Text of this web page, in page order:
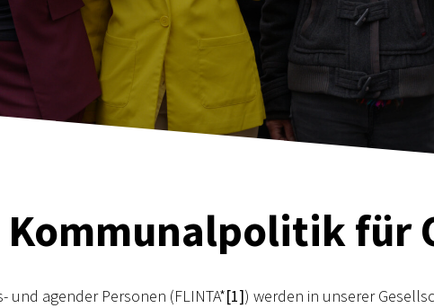
Kommunalpolitik für
und agender Personen (FLINTA*[1]) werden in unserer